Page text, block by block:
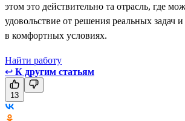
этом это действительно та отрасль, где
удовольствие от решения реальных задач и
в комфортных условиях.
Найти работу
↩ К другим статьям
13